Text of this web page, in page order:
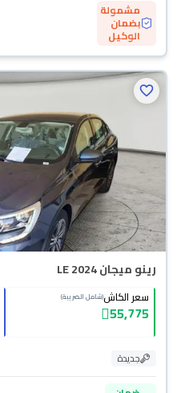
مشمولة
بضمان
الوكيل
رينو ميجان LE 2024
سعر الكاش(شامل الضريبة)
55,775
جديدة